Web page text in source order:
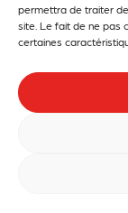
permettra de traiter
site. Le fait de ne pas
certaines